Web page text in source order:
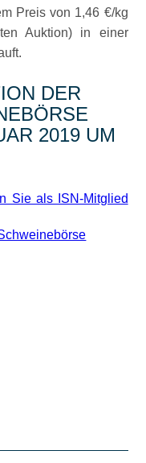
Preis von 1,46 €/kg
Auktion) in einer
DER
2019 UM
Sie als ISN-Mitglied